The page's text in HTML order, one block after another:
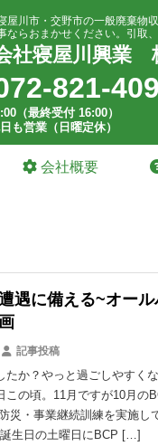
屋川市・交野市の一般廃棄物
ならおまかせください。引取
社寝屋川興業
821-
（最終受付 16:00）
も営業（日曜定休）
会社概要
遇に備える~オー
記事投稿
たか？やっと過ごしやすく
この頃。11月ですが10月の
災・事業継続訓練を実施し
生日の土曜日にBCP […]